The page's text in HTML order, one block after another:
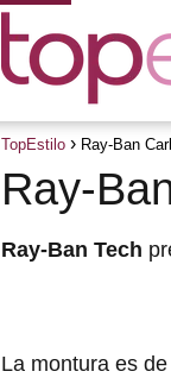
TopEstilo Ray-Ban
Ray-
Ray-Ban Tech
La montura es de